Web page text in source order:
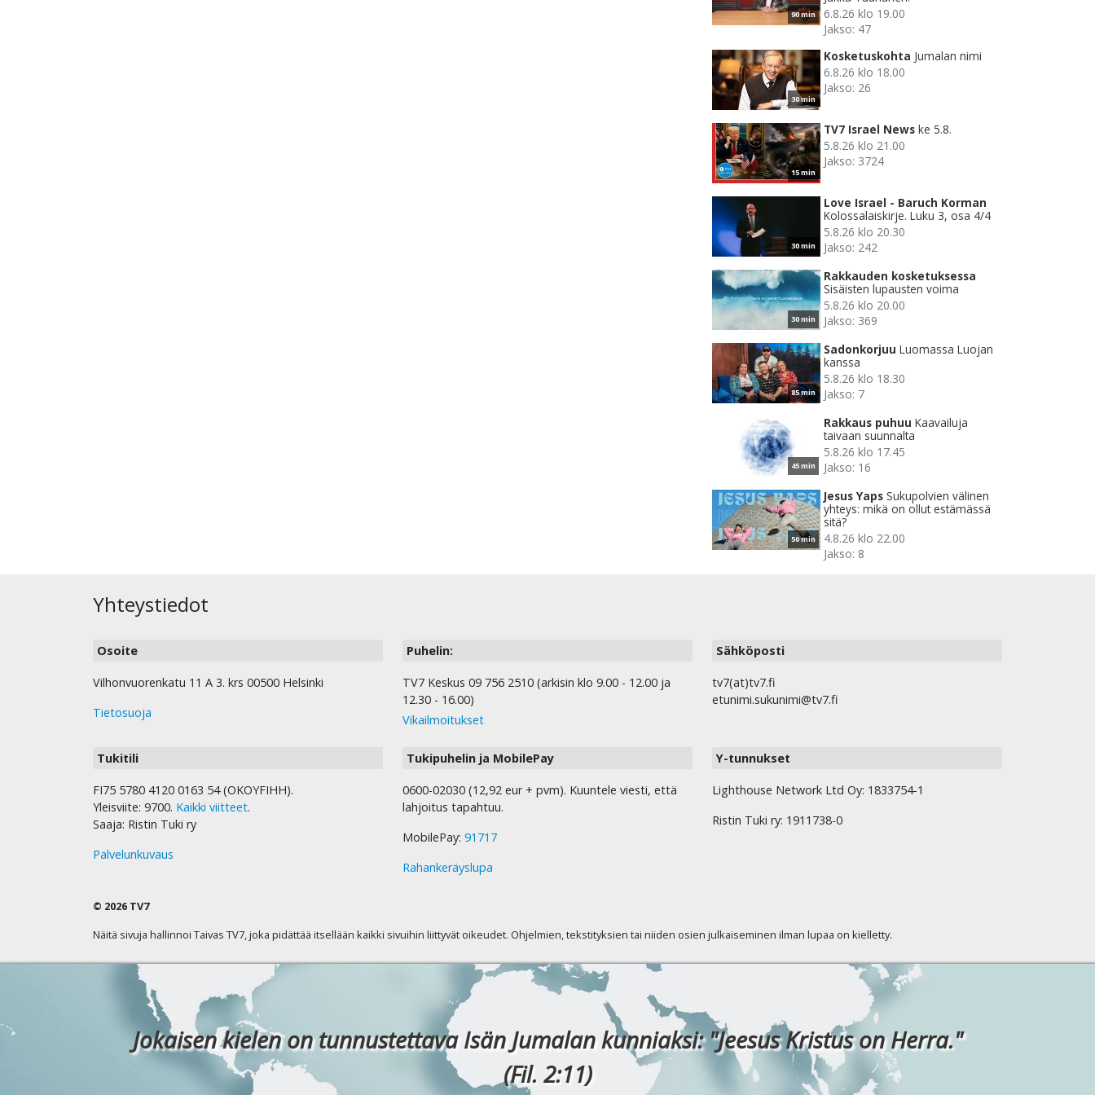
90 min
6.8.26 klo 19.00
Jakso: 47
30 min
Kosketuskohta Jumalan nimi
6.8.26 klo 18.00
Jakso: 26
15 min
TV7 Israel News ke 5.8.
5.8.26 klo 21.00
Jakso: 3724
30 min
Love Israel - Baruch Korman
Kolossalaiskirje. Luku 3, osa 4/4
5.8.26 klo 20.30
Jakso: 242
30 min
Rakkauden kosketuksessa
Sisäisten lupausten voima
5.8.26 klo 20.00
Jakso: 369
85 min
Sadonkorjuu Luomassa Luojan
kanssa
5.8.26 klo 18.30
Jakso: 7
45 min
Rakkaus puhuu Kaavailuja
taivaan suunnalta
5.8.26 klo 17.45
Jakso: 16
50 min
Jesus Yaps Sukupolvien välinen
yhteys: mikä on ollut estämässä
sitä?
4.8.26 klo 22.00
Jakso: 8
Yhteystiedot
Osoite
Vilhonvuorenkatu 11 A 3. krs 00500 Helsinki
Tietosuoja
Puhelin:
TV7 Keskus 09 756 2510 (arkisin klo 9.00 - 12.00 ja
12.30 - 16.00)
Vikailmoitukset
Sähköposti
tv7(at)tv7.fi
etunimi.sukunimi@tv7.fi
Tukitili
FI75 5780 4120 0163 54 (OKOYFIHH).
Yleisviite: 9700. Kaikki viitteet.
Saaja: Ristin Tuki ry
Palvelunkuvaus
Tukipuhelin ja MobilePay
0600-02030 (12,92 eur + pvm). Kuuntele viesti, että
lahjoitus tapahtuu.
MobilePay: 91717
Rahankeräyslupa
Y-tunnukset
Lighthouse Network Ltd Oy: 1833754-1
Ristin Tuki ry: 1911738-0
© 2026 TV7
Näitä sivuja hallinnoi Taivas TV7, joka pidättää itsellään kaikki sivuihin liittyvät oikeudet. Ohjelmien, tekstityksien tai niiden osien julkaiseminen ilman lupaa on kielletty.
Jokaisen kielen on tunnustettava Isän Jumalan kunniaksi: "Jeesus Kristus on Herra."
(Fil. 2:11)